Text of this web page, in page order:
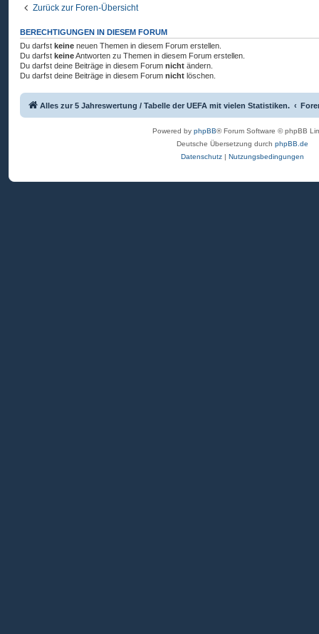
V
i
d
e
Zurück zur Foren-Übersicht
BERECHTIGUNGEN IN DIESEM FORUM
Du darfst keine neuen Themen in diesem Forum erstellen.
Du darfst keineAntworten zu Themen in diesem Forum erstellen.
Du darfst deine Beiträge in diesem Forum nicht ändern.
Du darfst deine Beiträge in diesem Forum nicht löschen.
Alles zur 5 Jahreswertung / Tabelle der UEFA mit vielen Statistiken.
Powered by phpBB® Forum Software © phpBB
Deutsche Übersetzung durch phpBB.de
Datenschutz | Nutzungsbedingungen